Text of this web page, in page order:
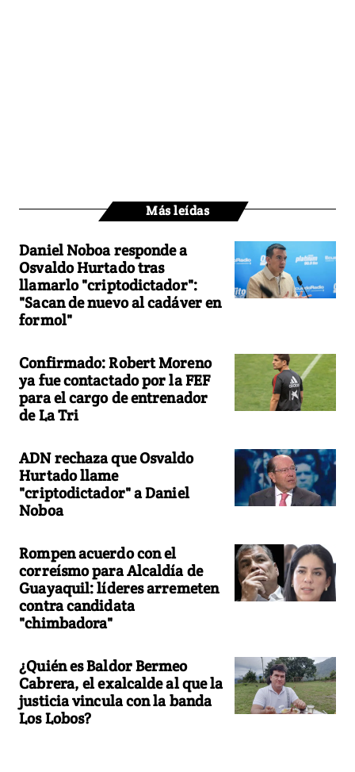
Más leídas
Daniel Noboa responde a
Osvaldo Hurtado tras
llamarlo "criptodictador":
"Sacan de nuevo al cadáver en
formol"
Confirmado: Robert Moreno
ya fue contactado por la FEF
para el cargo de entrenador
de La Tri
ADN rechaza que Osvaldo
Hurtado llame
"criptodictador" a Daniel
Noboa
Rompen acuerdo con el
correísmo para Alcaldía de
Guayaquil: líderes arremeten
contra candidata
"chimbadora"
¿Quién es Baldor Bermeo
Cabrera, el exalcalde al que la
justicia vincula con la banda
Los Lobos?